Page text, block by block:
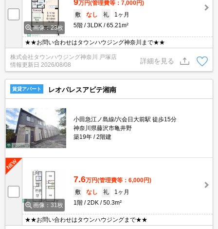
画像：23枚
万円(管理費等：7,000円)
敷
なし 礼
1ヶ月
5階
3LDK 65.21m²
★★お問い合わせはタウンハウジング神奈川まで★★
株式会社タウンハウジング神奈川 戸塚店
情報更新日 2026/08/08
詳細を見る
賃貸アパート レオパレスアビテ湘南
小田急江ノ島線/六会日大前駅 徒歩15分
神奈川県藤沢市亀井野
築19年
2階建
画像：31枚
7.6万円(管理費等：6,000円)
敷
なし 礼
1ヶ月
1階
2DK 50.3m²
★★お問い合わせはタウンハウジングまで★★